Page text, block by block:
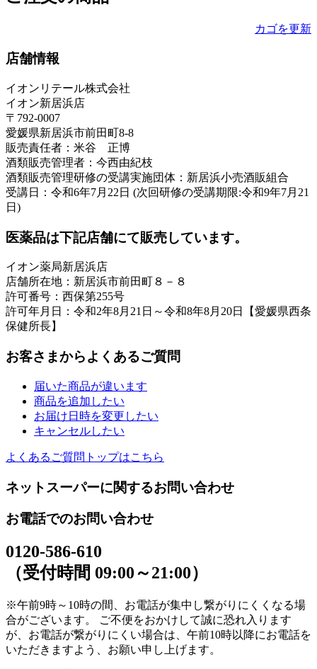
カゴを更新
店舗情報
イオンリテール株式会社
イオン新居浜店
〒792-0007
愛媛県新居浜市前田町8-8
販売責任者：米谷 正博
酒類販売管理者：今西由紀枝
酒類販売管理研修の受講実施団体：新居浜小売酒販組合
受講日：令和6年7月22日 (次回研修の受講期限:令和9年7月21
日)
医薬品は下記店舗にて販売しています。
イオン薬局新居浜店
店舗所在地：新居浜市前田町８－８
許可番号：西保第255号
許可年月日：令和2年8月21日～令和8年8月20日【愛媛県西条
保健所長】
お客さまからよくあるご質問
届いた商品が違います
商品を追加したい
お届け日時を変更したい
キャンセルしたい
よくあるご質問トップはこちら
ネットスーパーに関するお問い合わせ
お電話でのお問い合わせ
0120-586-610
（受付時間 09:00～21:00）
※午前9時～10時の間、お電話が集中し繋がりにくくなる場
合がございます。 ご不便をおかけして誠に恐れ入ります
が、お電話が繋がりにくい場合は、午前10時以降にお電話を
いただきますよう、お願い申し上げます。